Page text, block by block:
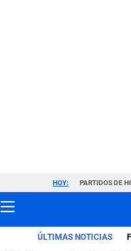
HOY: PARTIDOS DE
ÚLTIMAS NOTICIAS